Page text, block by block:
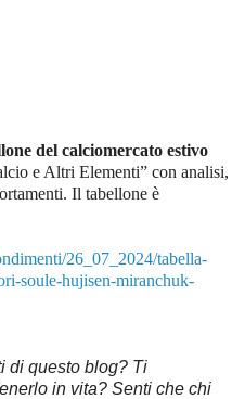
del calciomercato estivo
e Altri Elementi” con analisi,
Il tabellone è
26_07_2024/tabella-
soule-hujisen-miranchuk-
di questo blog? Ti
in vita? Senti che chi